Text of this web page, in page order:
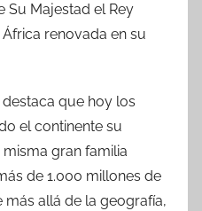
Su Majestad el Rey
renovada en su
que hoy los
el continente su
gran familia
de 1.000 millones de
allá de la geografía,